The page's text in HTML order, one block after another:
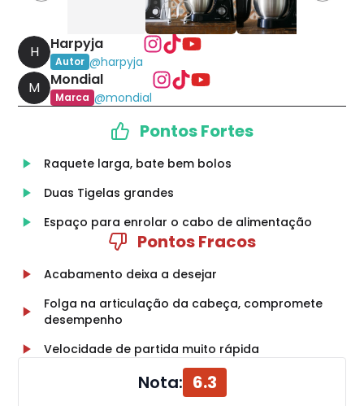
H Harpyja
Autor @harpyja
M Mondial
Marca @mondial
Pontos Fortes
Raquete larga, bate bem bolos
Duas Tigelas grandes
Espaço para enrolar o cabo de alimentação
Pontos Fracos
Acabamento deixa a desejar
Folga na articulação da cabeça, compromete
desempenho
Velocidade de partida muito rápida
Nota: 6.3